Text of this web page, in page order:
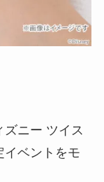
ニー ツイス
イベントをモ